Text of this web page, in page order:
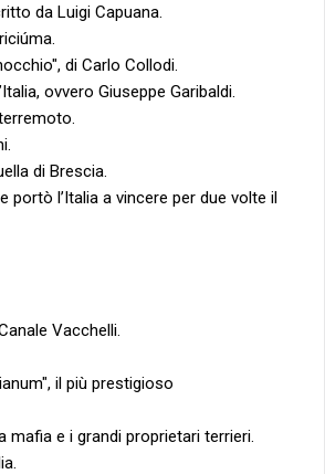
da Luigi Capuana.
di Carlo Collodi.
ovvero Giuseppe Garibaldi.
di Brescia.
portò l’Italia a vincere per due volte il
Vacchelli.
il più prestigioso
mafia e i grandi proprietari terrieri.